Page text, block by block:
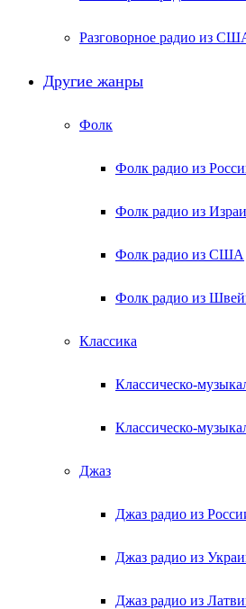
Разговорное радио из
Другие жанры
Фолк
Фолк радио из
Фолк радио из
Фолк радио из США
Фолк радио из
Классика
Классическо-
Классическо-
Джаз
Джаз радио из
Джаз радио из
Джаз радио из